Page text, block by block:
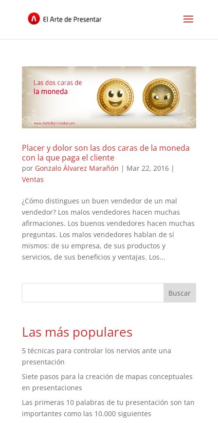
Placer y dolor son las dos caras de la moneda
con la que paga el cliente
por Gonzalo Álvarez Marañón | Mar 22, 2016|
Ventas
¿Cómo distingues un buen vendedor de un mal
vendedor? Los malos vendedores hacen muchas
afirmaciones. Los buenos vendedores hacen muchas
preguntas. Los malos vendedores hablan de sí
mismos: de su empresa, de sus productos y
servicios, de sus beneficios y ventajas. Los...
Las más populares
5 técnicas para controlar los nervios ante una
presentación
Siete pasos para la creación de mapas conceptuales
en presentaciones
Las primeras 10 palabras de tu presentación son tan
importantes como las 10.000 siguientes